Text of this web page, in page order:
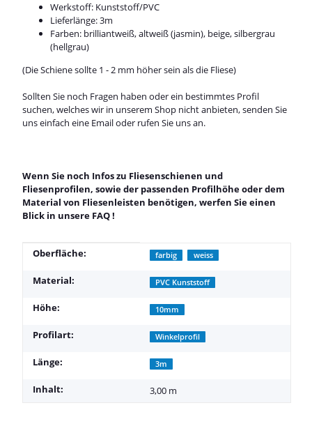
Werkstoff: Kunststoff/PVC
Lieferlänge: 3m
Farben: brilliantweiß, altweiß (jasmin), beige, silbergrau
(hellgrau)
(Die Schiene sollte 1 - 2 mm höher sein als die Fliese)
Sollten Sie noch Fragen haben oder ein bestimmtes Profil
suchen, welches wir in unserem Shop nicht anbieten, senden Sie
uns einfach eine Email oder rufen Sie uns an.
Wenn Sie noch Infos zu Fliesenschienen und
Fliesenprofilen, sowie der passenden Profilhöhe oder dem
Material von Fliesenleisten benötigen, werfen Sie einen
Blick in unsere FAQ!
Produkteigenschaft
Wert
Oberfläche: farbig weiss
Material: PVC Kunststoff
Höhe: 10mm
Profilart: Winkelprofil
Länge: 3m
Inhalt: 3,00 m